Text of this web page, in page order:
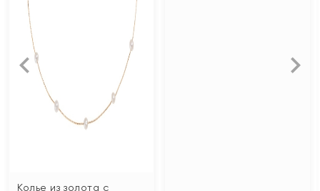
Колье из золота с